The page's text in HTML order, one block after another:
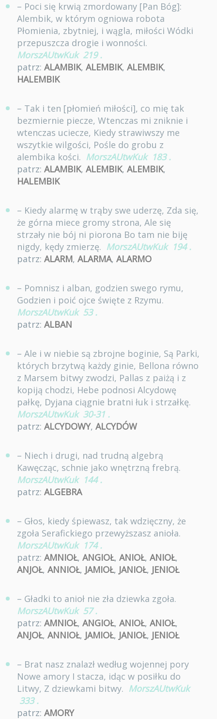
– Poci się krwią zmordowany [Pan Bóg]:
Alembik, w którym ogniowa robota
Płomienia, zbytniej, i wągla, miłości Wódki
przepuszcza drogie i wonności.
MorszAUtwKuk 219 .
patrz: ALAMBIK, ALEMBIK, ALEMBIK,
HALEMBIK
– Tak i ten [płomień miłości], co mię tak
bezmiernie piecze, Wtenczas mi zniknie i
wtenczas uciecze, Kiedy strawiwszy me
wszytkie wilgości, Pośle do grobu z
alembika kości. MorszAUtwKuk 183 .
patrz: ALAMBIK, ALEMBIK, ALEMBIK,
HALEMBIK
– Kiedy alarmę w trąby swe uderzę, Zda się,
że górna miece gromy strona, Ale się
strzały nie bój ni piorona Bo tam nie biję
nigdy, kędy zmierzę. MorszAUtwKuk 194 .
patrz: ALARM, ALARMA, ALARMO
– Pomnisz i alban, godzien swego rymu,
Godzien i poić ojce święte z Rzymu.
MorszAUtwKuk 53 .
patrz: ALBAN
– Ale i w niebie są zbrojne boginie, Są Parki,
których brzytwą każdy ginie, Bellona równo
z Marsem bitwy zwodzi, Pallas z paiżą i z
kopiją chodzi, Hebe podnosi Alcydowę
pałkę, Dyjana ciągnie bratni łuk i strzałkę.
MorszAUtwKuk 30-31 .
patrz: ALCYDOWY, ALCYDÓW
– Niech i drugi, nad trudną algebrą
Kawęcząc, schnie jako wnętrzną frebrą.
MorszAUtwKuk 144 .
patrz: ALGEBRA
– Głos, kiedy śpiewasz, tak wdzięczny, że
zgoła Serafickiego przewyższasz anioła.
MorszAUtwKuk 174 .
patrz: AMNIOŁ, ANGIOŁ, ANIOŁ, ANIOŁ,
ANJOŁ, ANNIOŁ, JAMIOŁ, JANIOŁ, JENIOŁ
– Gładki to anioł nie zła dziewka zgoła.
MorszAUtwKuk 57 .
patrz: AMNIOŁ, ANGIOŁ, ANIOŁ, ANIOŁ,
ANJOŁ, ANNIOŁ, JAMIOŁ, JANIOŁ, JENIOŁ
– Brat nasz znalazł według wojennej pory
Nowe amory I stacza, idąc w posiłku do
Litwy, Z dziewkami bitwy. MorszAUtwKuk
333 .
patrz: AMORY